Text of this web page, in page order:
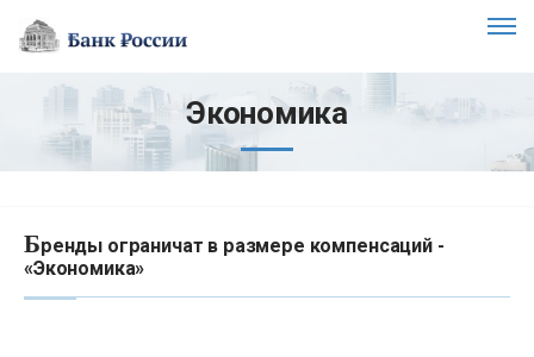
Экономика
Бренды ограничат в размере компенсаций -
«Экономика»